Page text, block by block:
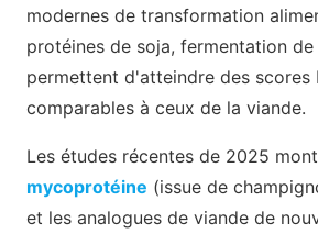
modernes de transformation
protéines de soja, fermentation de
permettent d'atteindre des scores
comparables à ceux de la viande.
Les études récentes de 2025
mycoprotéine (issue de
et les analogues de viande de